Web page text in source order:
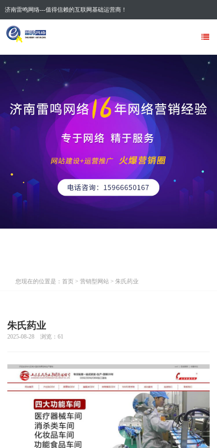
济南雷鸣网络---值得信赖的互联网基础运营商！
您现在的位置是： 首页 > 营销型网站 > 朱氏药业
朱氏药业
2025-08-28 浏览： 61